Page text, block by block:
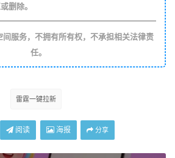
删除。
服务，不拥有所有权，不承担相关法律责
任。
雷霆一键拉新
阅读 海报 分享